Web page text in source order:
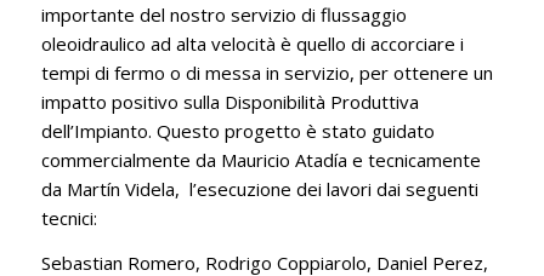
importante del nostro servizio di flussaggio
oleoidraulico ad alta velocità è quello di accorciare i
tempi di fermo o di messa in servizio, per ottenere un
impatto positivo sulla Disponibilità Produttiva
dell’Impianto. Questo progetto è stato guidato
commercialmente da Mauricio Atadía e tecnicamente
da Martín Videla, l’esecuzione dei lavori dai seguenti
tecnici:
Sebastian Romero, Rodrigo Coppiarolo, Daniel Perez,